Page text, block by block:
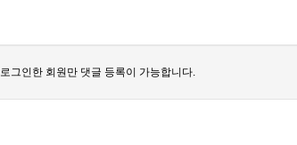
로그인한 회원만 댓글 등록이 가능합니다.